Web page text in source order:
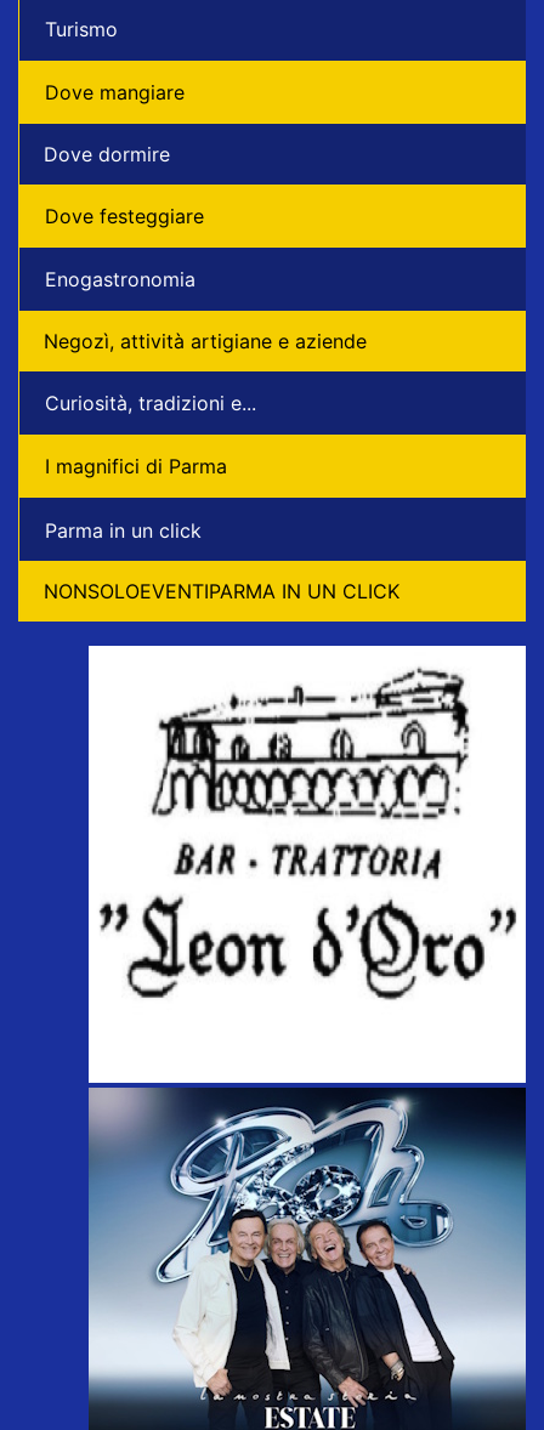
Turismo
Dove mangiare
Dove dormire
Dove festeggiare
Enogastronomia
Negozì, attività artigiane e aziende
Curiosità, tradizioni e...
I magnifici di Parma
Parma in un click
NONSOLOEVENTIPARMA IN UN CLICK